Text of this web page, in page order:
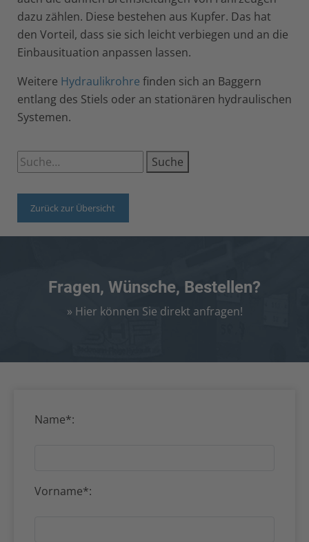
dazu zählen. Diese bestehen aus Kupfer. Das hat
den Vorteil, dass sie sich leicht verbiegen und an die
Einbausituation anpassen lassen.
Weitere Hydraulikrohre finden sich an Baggern
entlang des Stiels oder an stationären hydraulischen
Systemen.
Suche
Zurück zur Übersicht
Fragen, Wünsche, Bestellen?
» Hier können Sie direkt anfragen!
Name*:
Vorname*: